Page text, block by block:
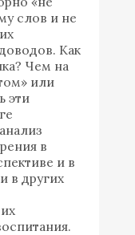
слов и не
Как
Чем на
или
эти
в
и в
в других